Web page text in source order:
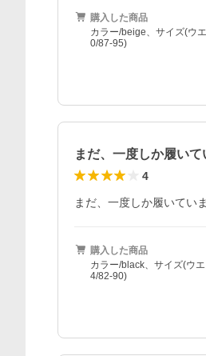
購入した商品
カラー/beige、サイズ(ウ
0/87-95)
まだ、一度しか履い
4
まだ、一度しか履いてい
購入した商品
カラー/black、サイズ(ウ
4/82-90)